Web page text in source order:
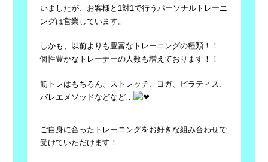
いましたが、 お客様と1対1で行うパーソナルトレーニ
ングは営業しています。
しかも、以前よりも豊富なトレーニングの種類！！
個性豊かなトレーナーの人数も増えております！！
筋トレはもちろん、ストレッチ、ヨガ、ピラティス、
バレエメソッ ドなどなど…
ご自身に合ったトレーニングをお好きな組み合わせで
受けていただけます！